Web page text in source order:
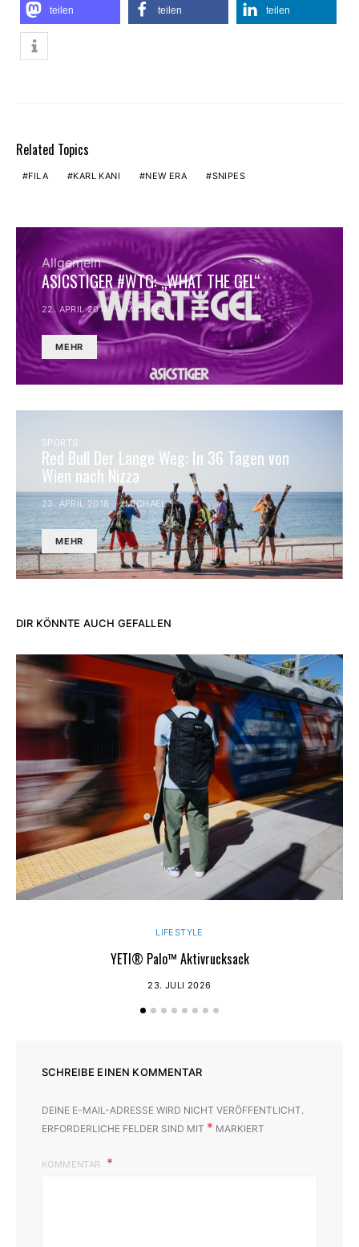
teilen teilen teilen
Related Topics
FILA KARL KANI NEW ERA SNIPES
Allgemein
ASICSTIGER #WTG: „WHAT THE GEL“
22. APRIL 2018 MICHAEL
MEHR
SPORTS
Red Bull Der Lange Weg: In 36 Tagen von
Wien nach Nizza
23. APRIL 2018 MICHAEL
MEHR
DIR KÖNNTE AUCH GEFALLEN
LIFESTYLE
YETI® Palo™ Aktivrucksack
23. JULI 2026
SCHREIBE EINEN KOMMENTAR
DEINE E-MAIL-ADRESSE WIRD NICHT VERÖFFENTLICHT.
ERFORDERLICHE FELDER SIND MIT * MARKIERT
KOMMENTAR